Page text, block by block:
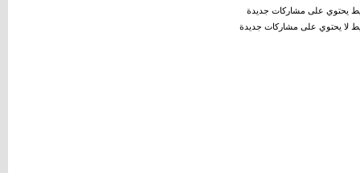
يحتوي على مشاركات جديدة
لا يحتوي على مشاركات جديدة